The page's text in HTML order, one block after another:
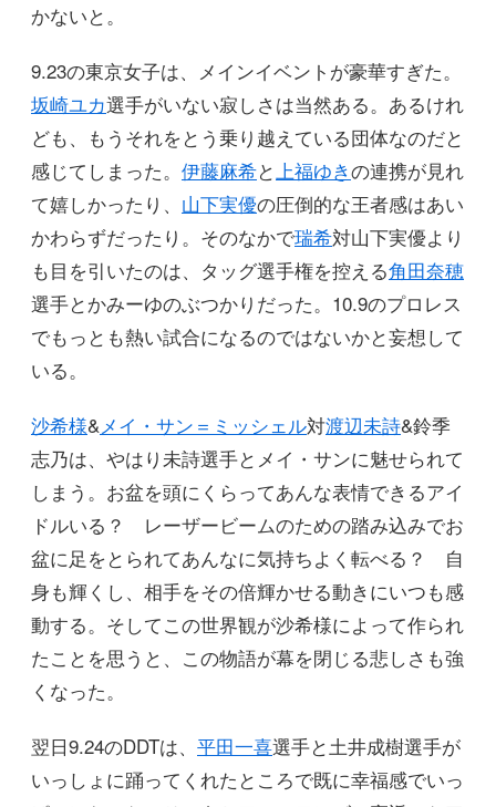
かないと。
9.23の東京女子は、メインイベントが豪華すぎた。
坂崎ユカ選手がいない寂しさは当然ある。あるけれ
ども、もうそれをとう乗り越えている団体なのだと
感じてしまった。 伊藤麻希と上福ゆきの連携が見れ
て嬉しかったり、 山下実優の圧倒的な王者感はあい
かわらずだったり。そのなかで瑞希対山下実優より
も目を引いたのは、タッグ選手権を控える角田奈穂
選手とかみーゆのぶつかりだった。10.9のプロレス
でもっとも熱い試合になるのではないかと妄想して
いる。
沙希様&メイ・サン＝ミッシェル対渡辺未詩&鈴季
志乃は、やはり未詩選手とメイ・サンに魅せられて
しまう。お盆を頭にくらってあんな表情できるアイ
ドルいる？ レーザービームのための踏み込みでお
盆に足をとられてあんなに気持ちよく転べる？ 自
身も輝くし、相手をその倍輝かせる動きにいつも感
動する。そしてこの世界観が沙希様によって作られ
たことを思うと、この物語が幕を閉じる悲しさも強
くなった。
翌日9.24のDDTは、 平田一喜選手と土井成樹選手が
いっしょに踊ってくれたところで既に幸福感でいっ